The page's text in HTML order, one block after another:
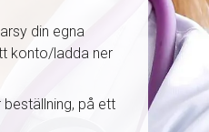
din egna
konto/ladda ner
på ett